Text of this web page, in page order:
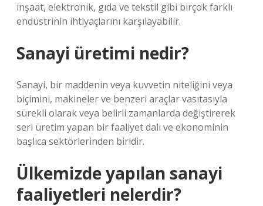
inşaat, elektronik, gıda ve tekstil gibi birçok farklı
endüstrinin ihtiyaçlarını karşılayabilir.
Sanayi üretimi nedir?
Sanayi, bir maddenin veya kuvvetin niteliğini veya
biçimini, makineler ve benzeri araçlar vasıtasıyla
sürekli olarak veya belirli zamanlarda değiştirerek
seri üretim yapan bir faaliyet dalı ve ekonominin
başlıca sektörlerinden biridir.
Ülkemizde yapılan sanayi
faaliyetleri nelerdir?